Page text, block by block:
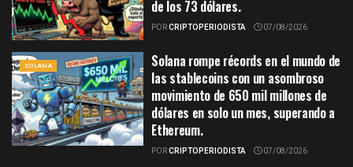
de los 73 dólares.
PORCRIPTOPERIODISTA 07/08/2026
SOLANA
Solana rompe récords en el mundo de
las stablecoins con un asombroso
movimiento de 650 mil millones de
dólares en solo un mes, superando a
Ethereum.
PORCRIPTOPERIODISTA 07/08/2026